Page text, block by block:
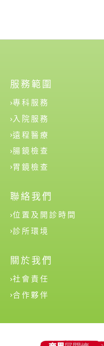
服務範圍
專科服務
入院服務
遠程醫療
腸鏡檢查
胃鏡檢查
聯絡我們
位置及開診時間
診所環境
關於我們
社會責任
合作夥伴